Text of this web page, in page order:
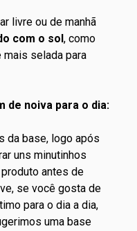
livre ou de manhã
com o sol, como
mais selada para
de noiva para o dia​:
da base, logo após
uns minutinhos
antes de
se você gosta de
para o dia a dia,
uma base